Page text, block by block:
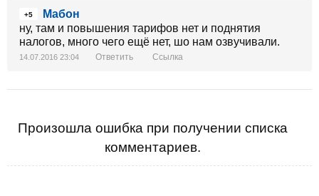
+5
Мабон
ну, там и повышения тарифов нет и поднятия
налогов, много чего ещё нет, шо нам озвучивали.
14.07.2016 23:04 Ответить Ссылка
Произошла ошибка при получении списка
комментариев.